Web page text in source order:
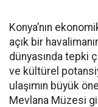
Konya’nın
açık bir
dünyasında tepki
ve kültürel
ulaşımın büyük
Mevlana Müzesi